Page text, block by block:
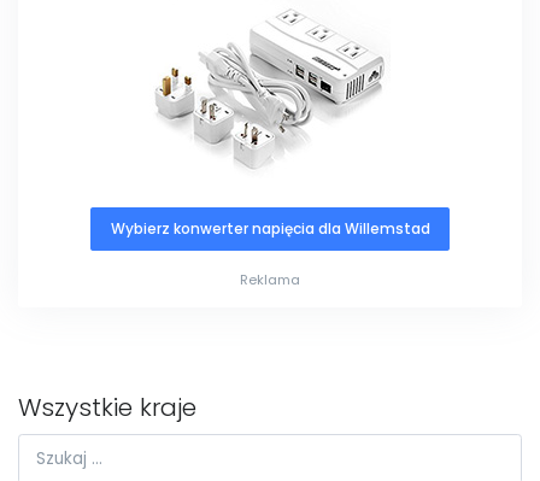
Wybierz konwerter napięcia dla Willemstad
Reklama
Wszystkie kraje